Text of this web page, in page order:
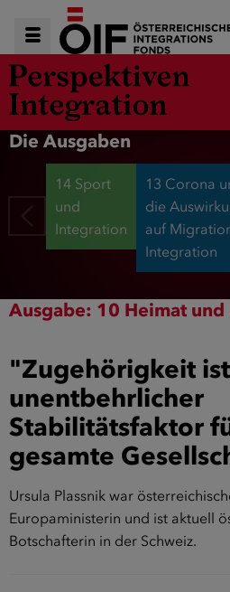
Die Ausgaben
14 Sport
und
Integration
13 Corona
die
auf
Integration
Ausgabe: 10 Heimat
"Zugehörigkeit
unentbehrlicher
Stabilitätsfaktor
gesamte
Ursula Plassnik war
Europaministerin und ist aktuell
Botschafterin in der Schweiz.